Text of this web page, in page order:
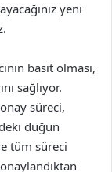
yeni
basit olması,
sağlıyor.
süreci,
düğün
tüm süreci